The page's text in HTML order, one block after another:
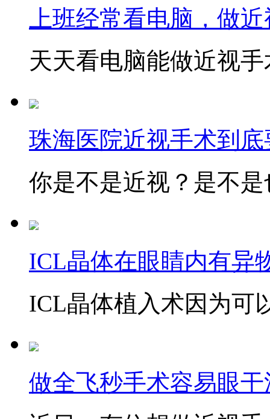
上班经常看电脑，做
天天看电脑能做近视
珠海医院近视手术到
你是不是近视？是不
ICL晶体在眼睛内有异
ICL晶体植入术因为可
做全飞秒手术容易眼